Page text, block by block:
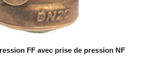
FF avec prise de pression NF